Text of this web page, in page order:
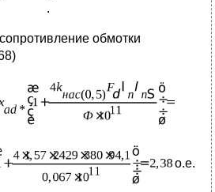
.
обмотки
о.е.